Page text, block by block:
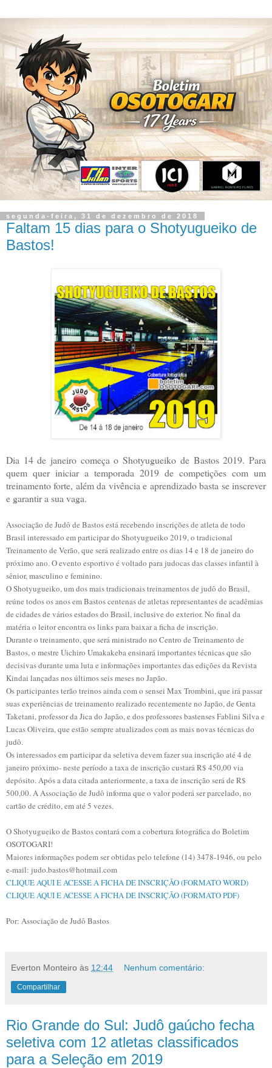
segunda-feira, 31 de dezembro de 2018
Faltam 15 dias para o Shotyugueiko de
Bastos!
Dia 14 de janeiro começa o Shotyugueiko de Bastos 2019. Para
quem quer iniciar a temporada 2019 de competições com um
treinamento forte, além da vivência e aprendizado basta se inscrever
e garantir a sua vaga.
Associação de Judô de Bastos está recebendo inscrições de atleta de todo
Brasil interessado em participar do Shotyugueiko 2019, o tradicional
Treinamento de Verão, que será realizado entre os dias 14 e 18 de janeiro do
próximo ano. O evento esportivo é voltado para judocas das classes infantil à
sênior, masculino e feminino.
O Shotyugueiko, um dos mais tradicionais treinamentos de judô do Brasil,
reúne todos os anos em Bastos centenas de atletas representantes de acadêmias
de cidades de vários estados do Brasil, inclusive do exterior. No final da
matéria o leitor encontra os links para baixar a ficha de inscrição.
Durante o treinamento, que será ministrado no Centro de Treinamento de
Bastos, o mestre Uichiro Umakakeba ensinará importantes técnicas que são
decisivas durante uma luta e informações importantes das edições da Revista
Kindai lançadas nos últimos seis meses no Japão.
Os participantes terão treinos ainda com o sensei Max Trombini, que irá passar
suas experiências de treinamento realizado recentemente no Japão, de Genta
Taketani, professor da Jica do Japão, e dos professores bastenses Fablini Silva e
Lucas Oliveira, que estão sempre atualizados com as mais novas técnicas do
judô.
Os interessados em participar da seletiva devem fazer sua inscrição até 4 de
janeiro próximo- neste período a taxa de inscrição custará R$ 450,00 via
depósito. Após a data citada anteriormente, a taxa de inscrição será de R$
500,00. A Associação de Judô informa que o valor poderá ser parcelado, no
cartão de crédito, em até 5 vezes.
O Shotyugueiko de Bastos contará com a cobertura fotográfica do Boletim
OSOTOGARI!
Maiores informações podem ser obtidas pelo telefone (14) 3478-1946, ou pelo
e-mail: judo.bastos@hotmail.com
CLIQUE AQUI E ACESSE A FICHA DE INSCRIÇÃO (FORMATO WORD)
CLIQUE AQUI E ACESSE A FICHA DE INSCRIÇÃO (FORMATO PDF)
Por: Associação de Judô Bastos
Everton Monteiro às 12:44 Nenhum comentário:
Compartilhar
Rio Grande do Sul: Judô gaúcho fecha
seletiva com 12 atletas classificados
para a Seleção em 2019